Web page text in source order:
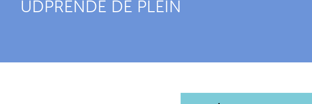
UDPRENDE DE PLEIN